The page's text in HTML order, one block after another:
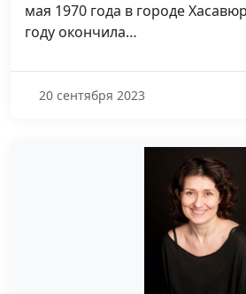
мая 1970 года в городе
году окончила…
20 сентября 2023